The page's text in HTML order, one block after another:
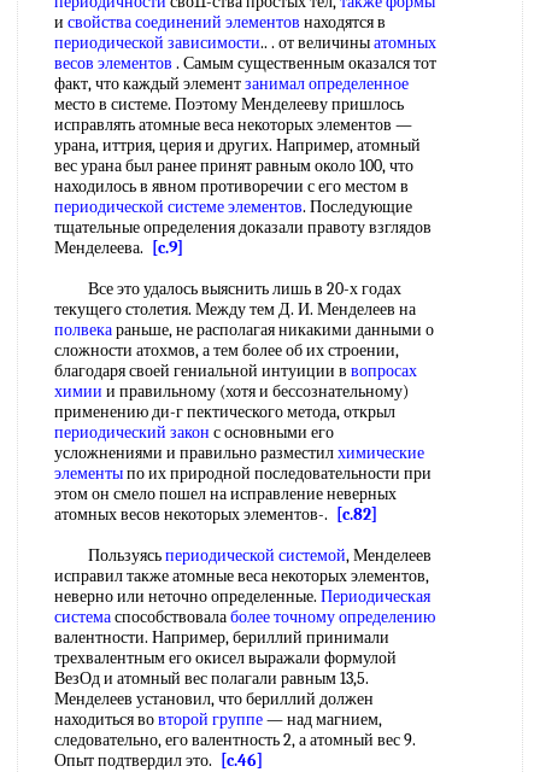
и свойства соединений элементов находятся в
периодической зависимости.. . от величиныатомных
весов элементов . Самым существенным оказался тот
факт, что каждый элементзанимал определенное
место в системе. Поэтому Менделееву пришлось
исправлять атомные веса некоторых элементов —
урана, иттрия, церия и других. Например, атомный
вес урана был ранее принят равным около 100, что
находилось в явном противоречии с его местом в
периодической системе элементов. Последующие
тщательные определения доказали правоту взглядов
Менделеева.
[c.9]
Все это удалось выяснить лишь в 20-х годах
текущего столетия. Между тем Д. И. Менделеев на
полвекараньше, не располагая никакими данными о
сложности атохмов, а тем более об их строении,
благодаря своей гениальной интуиции в вопросах
химии и правильному (хотя и бессознательному)
применению ди-г пектического метода, открыл
периодический закон с основными его
усложнениями и правильно разместилхимические
элементыпо их природной последовательности при
этом он смело пошел на исправление неверных
атомных весов некоторых элементов-.
[c.82]
Пользуясьпериодической системой, Менделеев
исправил также атомные веса некоторых элементов,
неверно или неточно определенные. Периодическая
системаспособствовалаболее точному определению
валентности. Например, бериллий принимали
трехвалентным его окисел выражали формулой
ВезОд и атомный вес полагали равным 13,5.
Менделеев установил, что бериллий должен
находиться вовторой группе— над магнием,
следовательно, его валентность 2, а атомный вес 9.
Опыт подтвердил это.
[c.46]